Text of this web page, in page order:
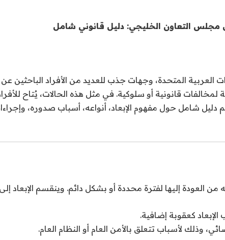
مجلس التعاون الخليجي: دليل قانوني شامل
العربية المتحدة، وجهات جذب للعديد من الأفراد
قانونية أو سلوكية. في مثل هذه الحالات، يُتاح
دليل شامل حول مفهوم الإبعاد، أنواعه، أسباب صدوره،
إليها لفترة محددة أو بشكل دائم. وينقسم الإبعاد
كعقوبة إضافية.
وذلك لأسباب تتعلق بالأمن العام أو النظام العام.